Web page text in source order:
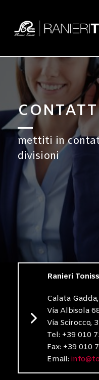
mettiti in
divisioni
Ranieri
Calata
Via Albisola
Via Scirocco,
Tel: +39 010
Fax: +39 010
Email: